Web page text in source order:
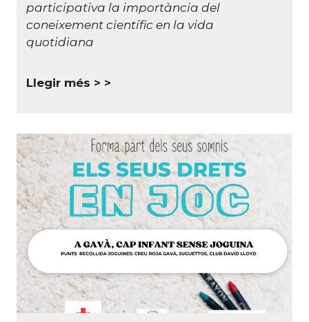
participativa la importància del
coneixement científic en la vida
quotidiana
Llegir més >